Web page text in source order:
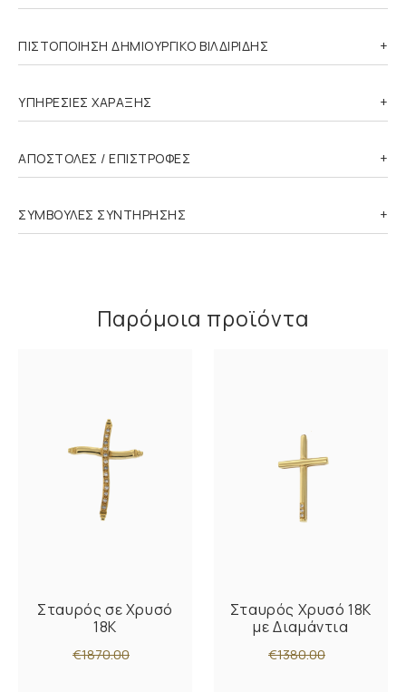
ΠΙΣΤΟΠΟΙΗΣΗ ΔΗΜΙΟΥΡΓΙΚΟ ΒΙΛΔΙΡΙΔΗΣ
ΥΠΗΡΕΣΙΕΣ ΧΑΡΑΞΗΣ
ΑΠΟΣΤΟΛΕΣ / ΕΠΙΣΤΡΟΦΕΣ
ΣΥΜΒΟΥΛΕΣ ΣΥΝΤΗΡΗΣΗΣ
Παρόμοια προϊόντα
Σταυρός σε Χρυσό
18Κ
€1870.00
Σταυρός Χρυσό 18K
με Διαμάντια
€1380.00